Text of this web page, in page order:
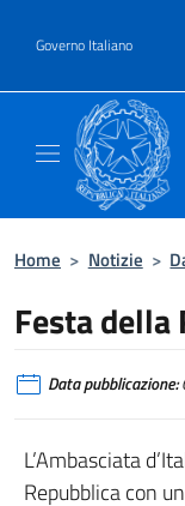
Governo Italiano
Home > Notizie >
Festa della
Data pubblicazione:
L’Ambasciata
Repubblica con